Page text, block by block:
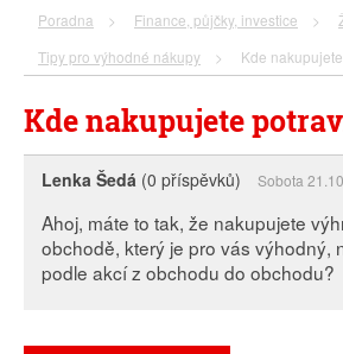
Poradna > Finance, půjčky, investice >
Tipy pro výhodné nákupy
> Kde
Kde nakupujete
Lenka Šedá (0 příspěvků) Sobota
Ahoj, máte to tak, že nakupujete
obchodě, který je pro vás výhodný,
podle akcí z obchodu do obchodu?